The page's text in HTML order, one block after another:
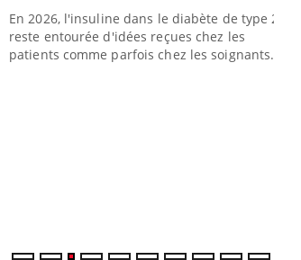
En 2026, l'insuline dans le diabète de type 2
reste entourée d'idées reçues chez les
patients comme parfois chez les soignants.